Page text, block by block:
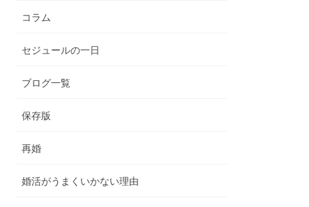
コラム
セジュールの一日
ブログ一覧
保存版
再婚
婚活がうまくいかない理由